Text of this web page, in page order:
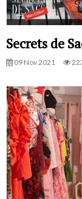
Secrets de
09 Nov 2021